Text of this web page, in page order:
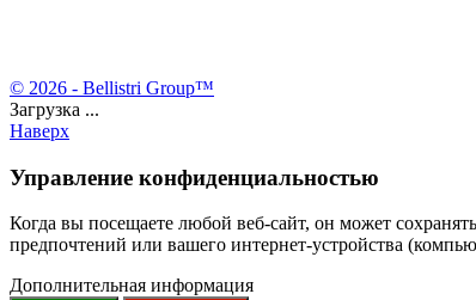
© 2026 - Bellistri Group™
Загрузка ...
Наверх
Управление конфиденциальностью
Когда вы посещаете любой веб-сайт, он может
предпочтений или вашего интернет-устройства
Дополнительная информация